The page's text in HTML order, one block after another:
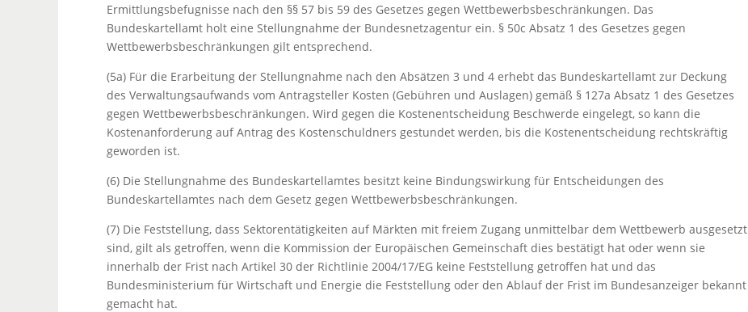
Ermittlungsbefugnisse nach den §§ 57 bis 59 des Gesetzes gegen Wettbewerbsbeschränkungen. Das
Bundeskartellamt holt eine Stellungnahme der Bundesnetzagentur ein. § 50c Absatz 1 des Gesetzes gegen
Wettbewerbsbeschränkungen gilt entsprechend.
(5a) Für die Erarbeitung der Stellungnahme nach den Absätzen 3 und 4 erhebt das Bundeskartellamt zur Deckung
des Verwaltungsaufwands vom Antragsteller Kosten (Gebühren und Auslagen) gemäß § 127a Absatz 1 des Gesetzes
gegen Wettbewerbsbeschränkungen. Wird gegen die Kostenentscheidung Beschwerde eingelegt, so kann die
Kostenanforderung auf Antrag des Kostenschuldners gestundet werden, bis die Kostenentscheidung rechtskräftig
geworden ist.
(6) Die Stellungnahme des Bundeskartellamtes besitzt keine Bindungswirkung für Entscheidungen des
Bundeskartellamtes nach dem Gesetz gegen Wettbewerbsbeschränkungen.
(7) Die Feststellung, dass Sektorentätigkeiten auf Märkten mit freiem Zugang unmittelbar dem Wettbewerb ausgesetzt
sind, gilt als getroffen, wenn die Kommission der Europäischen Gemeinschaft dies bestätigt hat oder wenn sie
innerhalb der Frist nach Artikel 30 der Richtlinie 2004/17/EG keine Feststellung getroffen hat und das
Bundesministerium für Wirtschaft und Energie die Feststellung oder den Ablauf der Frist im Bundesanzeiger bekannt
gemacht hat.